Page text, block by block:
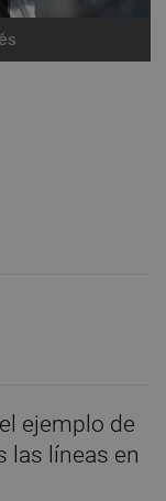
ejemplo de
las líneas en